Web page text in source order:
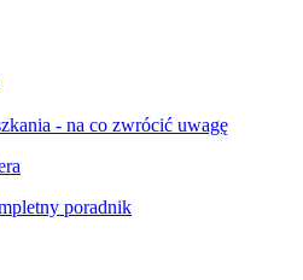
- na co zwrócić uwagę
poradnik